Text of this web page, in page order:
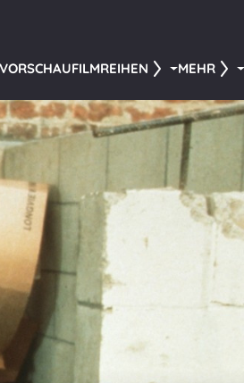
VORSCHAUFILMREIHEN MEHR